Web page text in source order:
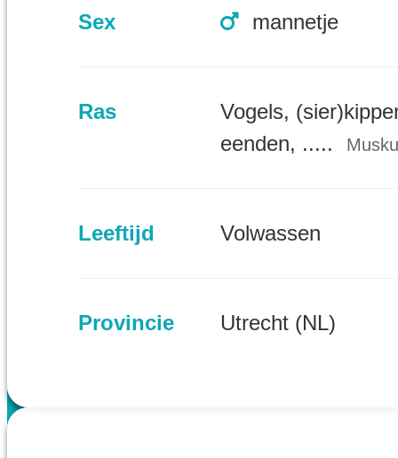
Sex mannetje
Ras
Vogels,
eenden, .....
Leeftijd Volwassen
Provincie Utrecht (NL)